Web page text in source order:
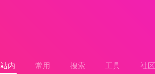
站内 常用 搜索 工具 社区